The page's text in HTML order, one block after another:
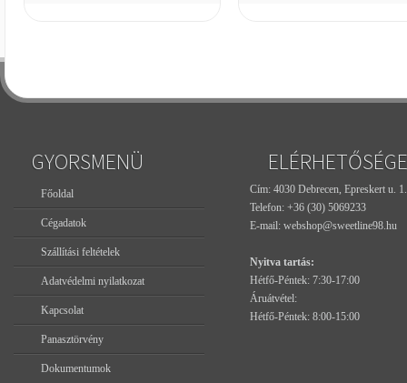
GYORSMENÜ
Főoldal
Cégadatok
Szállítási feltételek
Adatvédelmi nyilatkozat
Kapcsolat
Panasztörvény
Dokumentumok
Cím: 4030 Debrecen, Epreskert u. 1.
Telefon: +36 (30) 5069233
E-mail: webshop@sweetline98.hu
Nyitva tartás:
Hétfő-Péntek: 7:30-17:00
Áruátvétel:
Hétfő-Péntek: 8:00-15:00